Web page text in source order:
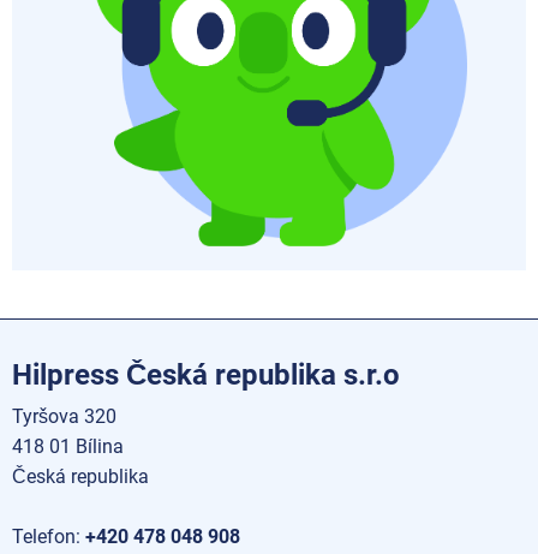
Hilpress Česká republika s.r.o
Tyršova 320
418 01 Bílina
Česká republika
Telefon: +420 478 048 908